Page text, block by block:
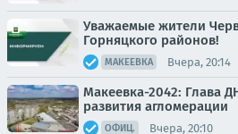
Уважаемые жители
Горняцкого районов!
МАКЕЕВКА Вчера, 20:14
Макеевка-2042: Глава
развития агломерации
ОФИЦ. Вчера, 20:10